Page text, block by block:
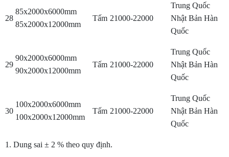
28
85x2000x6000mm
85x2000x12000mm
Tấm 21000-22000
Trung Quốc
Nhật Bản Hàn
Quốc
29
90x2000x6000mm
90x2000x12000mm
Tấm 21000-22000
Trung Quốc
Nhật Bản Hàn
Quốc
30
100x2000x6000mm
100x2000x12000mm
Tấm 21000-22000
Trung Quốc
Nhật Bản Hàn
Quốc
1. Dung sai ± 2 % theo quy định.